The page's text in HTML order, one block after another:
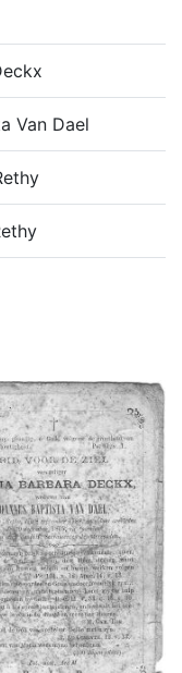
Van Dael